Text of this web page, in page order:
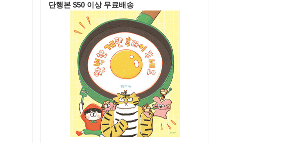
단행본 $50 이상 무료배송